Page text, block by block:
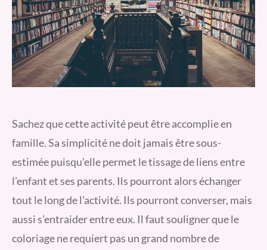
Sachez que cette activité peut être accomplie en
famille. Sa simplicité ne doit jamais être sous-
estimée puisqu’elle permet le tissage de liens entre
l’enfant et ses parents. Ils pourront alors échanger
tout le long de l’activité. Ils pourront converser, mais
aussi s’entraider entre eux. Il faut souligner que le
coloriage ne requiert pas un grand nombre de